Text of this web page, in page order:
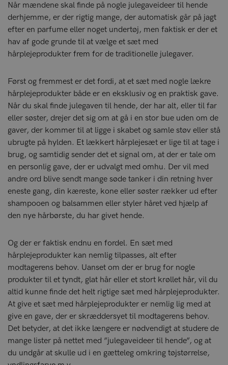
Når mændene skal finde på nogle julegaveideer til hende
derhjemme, er der rigtig mange, der automatisk går på jagt
efter en parfume eller noget undertøj, men faktisk er der et
hav af gode grunde til at vælge et sæt med
hårplejeprodukter frem for de traditionelle julegaver.
Først og fremmest er det fordi, at et sæt med nogle lækre
hårplejeprodukter både er en eksklusiv og en praktisk gave.
Når du skal finde julegaven til hende, der har alt, eller til far
eller søster, drejer det sig om at gå i en stor bue uden om de
gaver, der kommer til at ligge i skabet og samle støv eller stå
ubrugte på hylden. Et lækkert hårplejesæt er lige til at tage i
brug, og samtidig sender det et signal om, at der er tale om
en personlig gave, der er udvalgt med omhu. Der vil med
andre ord blive sendt mange søde tanker i din retning hver
eneste gang, din kæreste, kone eller søster rækker ud efter
shampooen og balsammen eller styler håret ved hjælp af
den nye hårbørste, du har givet hende.
Og der er faktisk endnu en fordel. En sæt med
hårplejeprodukter kan nemlig tilpasses, alt efter
modtagerens behov. Uanset om der er brug for nogle
produkter til et tyndt, glat hår eller et stort krøllet hår, vil du
altid kunne finde det helt rigtige sæt med hårplejeprodukter.
At give et sæt med hårplejeprodukter er nemlig lig med at
give en gave, der er skræddersyet til modtagerens behov.
Det betyder, at det ikke længere er nødvendigt at studere de
mange lister på nettet med ”julegaveideer til hende”, og at
du undgår at skulle ud i en gætteleg omkring tøjstørrelse,